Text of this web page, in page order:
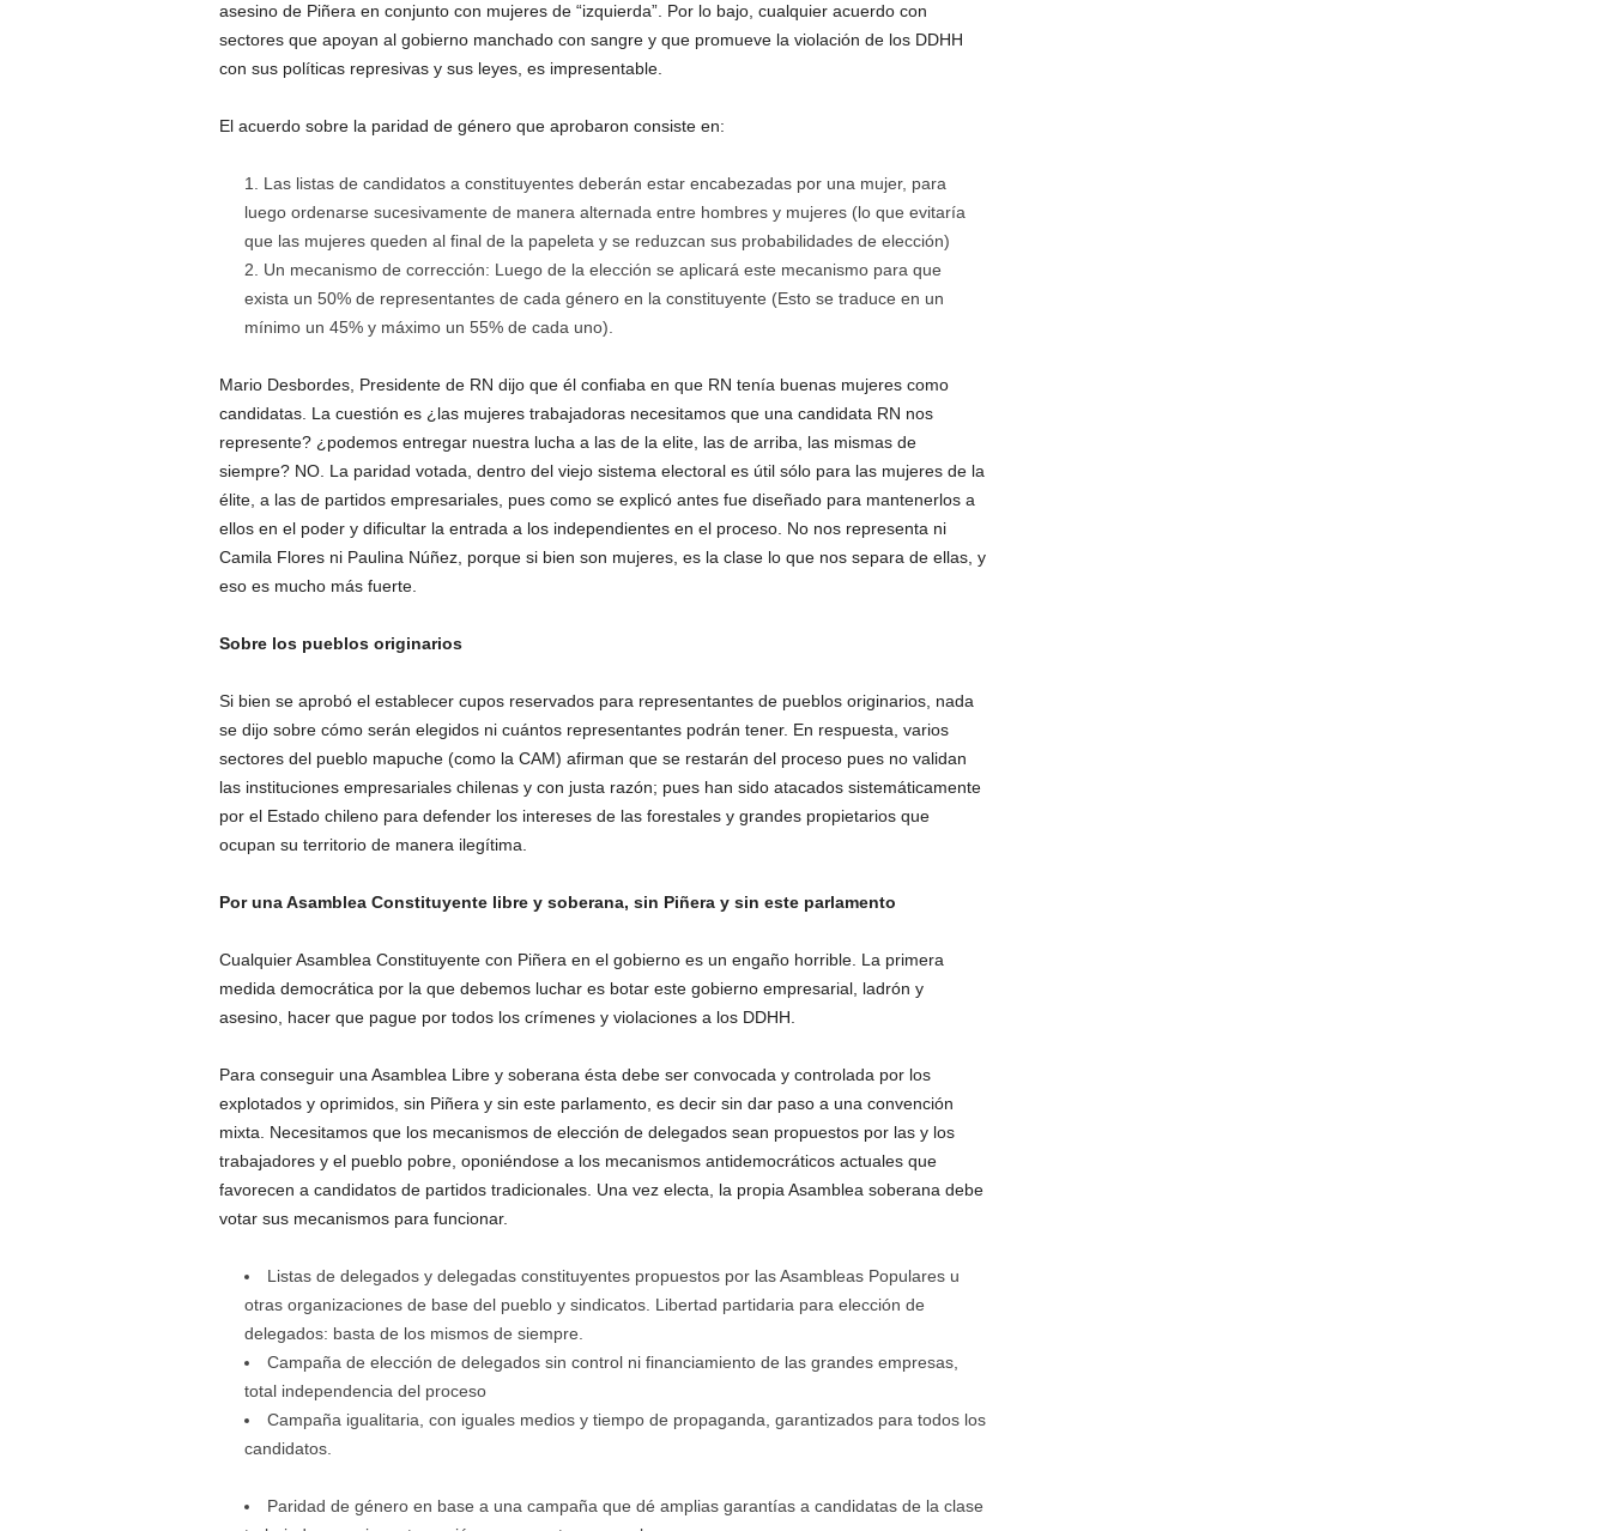
asesino de Piñera en conjunto con mujeres de “izquierda”. Por lo bajo, cualquier acuerdo con
sectores que apoyan al gobierno manchado con sangre y que promueve la violación de los DDHH
con sus políticas represivas y sus leyes, es impresentable.
El acuerdo sobre la paridad de género que aprobaron consiste en:
Las listas de candidatos a constituyentes deberán estar encabezadas por una mujer, para
luego ordenarse sucesivamente de manera alternada entre hombres y mujeres (lo que evitaría
que las mujeres queden al final de la papeleta y se reduzcan sus probabilidades de elección)
Un mecanismo de corrección: Luego de la elección se aplicará este mecanismo para que
exista un 50% de representantes de cada género en la constituyente (Esto se traduce en un
mínimo un 45% y máximo un 55% de cada uno).
Mario Desbordes, Presidente de RN dijo que él confiaba en que RN tenía buenas mujeres como
candidatas. La cuestión es ¿las mujeres trabajadoras necesitamos que una candidata RN nos
represente? ¿podemos entregar nuestra lucha a las de la elite, las de arriba, las mismas de
siempre? NO. La paridad votada, dentro del viejo sistema electoral es útil sólo para las mujeres de la
élite, a las de partidos empresariales, pues como se explicó antes fue diseñado para mantenerlos a
ellos en el poder y dificultar la entrada a los independientes en el proceso. No nos representa ni
Camila Flores ni Paulina Núñez, porque si bien son mujeres, es la clase lo que nos separa de ellas, y
eso es mucho más fuerte.
Sobre los pueblos originarios
Si bien se aprobó el establecer cupos reservados para representantes de pueblos originarios, nada
se dijo sobre cómo serán elegidos ni cuántos representantes podrán tener. En respuesta, varios
sectores del pueblo mapuche (como la CAM) afirman que se restarán del proceso pues no validan
las instituciones empresariales chilenas y con justa razón; pues han sido atacados sistemáticamente
por el Estado chileno para defender los intereses de las forestales y grandes propietarios que
ocupan su territorio de manera ilegítima.
Por una Asamblea Constituyente libre y soberana, sin Piñera y sin este parlamento
Cualquier Asamblea Constituyente con Piñera en el gobierno es un engaño horrible. La primera
medida democrática por la que debemos luchar es botar este gobierno empresarial, ladrón y
asesino, hacer que pague por todos los crímenes y violaciones a los DDHH.
Para conseguir una Asamblea Libre y soberana ésta debe ser convocada y controlada por los
explotados y oprimidos, sin Piñera y sin este parlamento, es decir sin dar paso a una convención
mixta. Necesitamos que los mecanismos de elección de delegados sean propuestos por las y los
trabajadores y el pueblo pobre, oponiéndose a los mecanismos antidemocráticos actuales que
favorecen a candidatos de partidos tradicionales. Una vez electa, la propia Asamblea soberana debe
votar sus mecanismos para funcionar.
Listas de delegados y delegadas constituyentes propuestos por las Asambleas Populares u
otras organizaciones de base del pueblo y sindicatos. Libertad partidaria para elección de
delegados: basta de los mismos de siempre.
Campaña de elección de delegados sin control ni financiamiento de las grandes empresas,
total independencia del proceso
Campaña igualitaria, con iguales medios y tiempo de propaganda, garantizados para todos los
candidatos.
Paridad de género en base a una campaña que dé amplias garantías a candidatas de la clase